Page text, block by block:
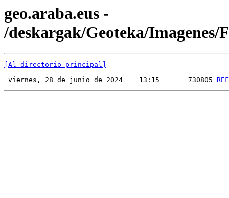
geo.araba.eus -
/deskargak/Geoteka/Imagenes/
[Al directorio principal]
viernes, 28 de junio de 2024    13:15       730805